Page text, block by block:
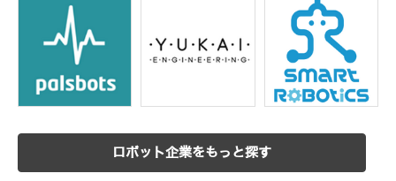
ロボット企業をもっと探す